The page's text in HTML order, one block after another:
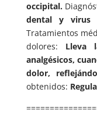
occipital.
dental y virus
Tratamientos
dolores: Lleva
analgésicos,
dolor,
obtenidos: